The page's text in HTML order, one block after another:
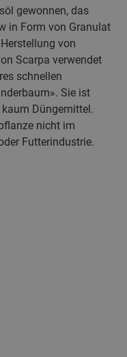
gewonnen, das
in Form von Granulat
von
Scarpa verwendet
schnellen
Sie ist
Düngemittel.
nicht im
Futterindustrie.